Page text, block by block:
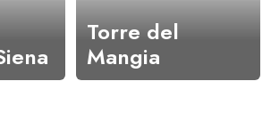
Torre del
Mangia